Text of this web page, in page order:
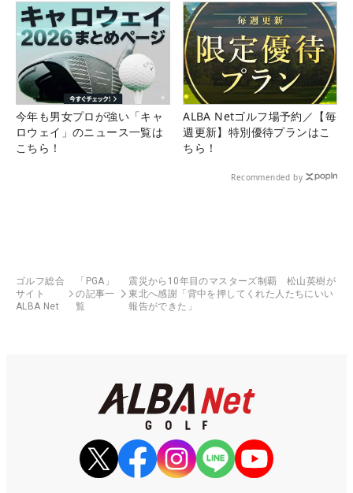
今年も男女プロが強い「キャ
ロウェイ」のニュース一覧は
こちら！
ALBA Netゴルフ場予約／【毎
週更新】特別優待プランはこ
ちら！
Recommended by
ゴルフ総合
サイト
ALBA Net
「PGA」
の記事一
覧
震災から10年目のマスターズ制覇 松山英樹が
東北へ感謝「背中を押してくれた人たちにいい
報告ができた」